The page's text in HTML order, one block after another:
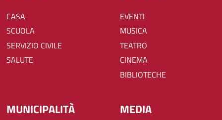
CASA
SCUOLA
SERVIZIO CIVILE
SALUTE
EVENTI
MUSICA
TEATRO
CINEMA
BIBLIOTECHE
MUNICIPALITÀ MEDIA